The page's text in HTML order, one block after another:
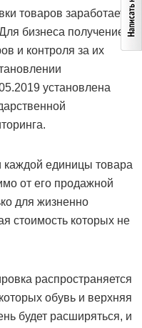
товаров заработает в
бизнеса получение
и контроля за их
установлена
каждой единицы товара
от его продажной
для жизненно
стоимость которых не
распространяется
обувь и верхняя
будет расширяться, и